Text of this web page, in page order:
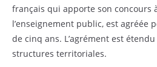
français qui apporte son concours
l’enseignement public, est agréée
de cinq ans. L’agrément est étendu
structures territoriales.